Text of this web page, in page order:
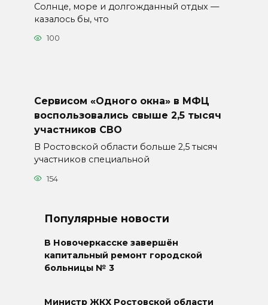
Солнце, море и долгожданный отдых —
казалось бы, что
100
Сервисом «Одного окна» в МФЦ
воспользовались свыше 2,5 тысяч
участников СВО
В Ростовской области больше 2,5 тысяч
участников специальной
154
Популярные новости
В Новочеркасске завершён
капитальный ремонт городской
больницы № 3
Министр ЖКХ Ростовской области